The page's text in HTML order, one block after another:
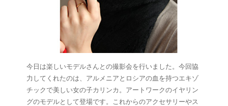
今日は楽しいモデルさんとの撮影会を行いました。今回協
力してくれたのは、アルメニアとロシアの血を持つエキゾ
チックで美しい女の子カリンカ。アートワークのイヤリン
グのモデルとして登場です。これからのアクセサリーやス